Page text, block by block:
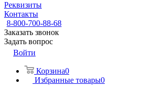
Реквизиты
Контакты
8-800-700-88-68
Заказать звонок
Задать вопрос
Войти
Корзина0
Избранные товары0